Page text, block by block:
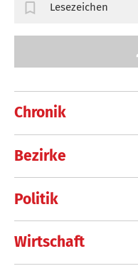
Chronik
Bezirke
Politik
Wirtschaft
Lesezeichen